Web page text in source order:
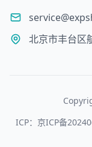
北京市丰台区
ICP：京ICP备